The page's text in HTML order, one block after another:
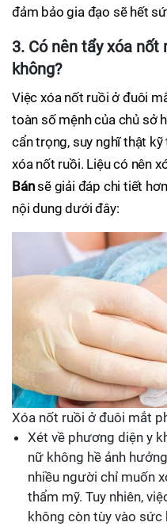
đảm bảo gia đạo sẽ hết
3. Có nên tẩy xóa
không?
Việc xóa nốt ruồi ở đuôi
toàn số mệnh của chủ sở
cẩn trọng, suy nghĩ thật
xóa nốt ruồi. Liệu có nên
Bánsẽ giải đáp chi tiết
nội dung dưới đây:
Xóa nốt ruồi ở đuôi mắt
Xét về phương diện y
nữ không hề ảnh
nhiều người chỉ muốn
thẩm mỹ. Tuy nhiên,
không còn tùy vào sức